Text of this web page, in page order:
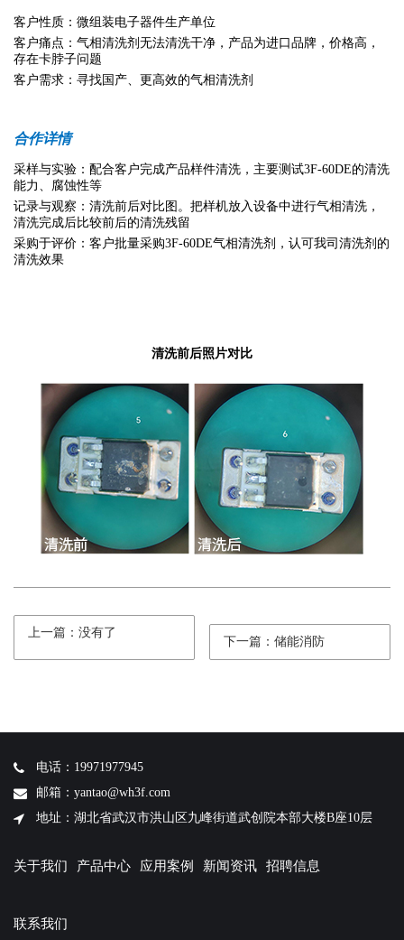
客户性质：微组装电子器件生产单位
客户痛点：气相清洗剂无法清洗干净，产品为进口品牌，价格高，
存在卡脖子问题
客户需求：寻找国产、更高效的气相清洗剂
合作详情
采样与实验：配合客户完成产品样件清洗，主要测试3F-60DE的清洗
能力、腐蚀性等
记录与观察：清洗前后对比图。把样机放入设备中进行气相清洗，
清洗完成后比较前后的清洗残留
采购于评价：客户批量采购3F-60DE气相清洗剂，认可我司清洗剂的
清洗效果
清洗前后照片对比
上一篇：没有了
下一篇：储能消防
电话：19971977945
邮箱：yantao@wh3f.com
地址：湖北省武汉市洪山区九峰街道武创院本部大楼B座10层
关于我们 产品中心 应用案例 新闻资讯 招聘信息
联系我们